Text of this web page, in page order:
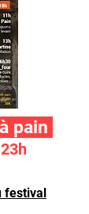
pain
festival